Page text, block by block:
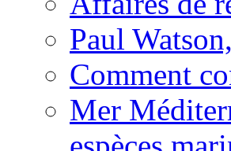
Paul
Comment
Mer